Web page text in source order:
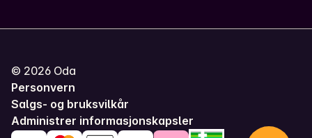
© 2026 Oda
Personvern
Salgs- og bruksvilkår
Administrer informasjonskapsler